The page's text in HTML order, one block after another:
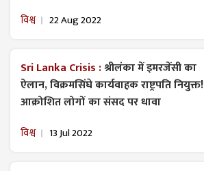
विश्व 22 Aug 2022
Sri Lanka Crisis :श्रीलंका में इमरजेंसी का
ऐलान, विक्रमसिंघे कार्यवाहक राष्ट्रपति नियुक्त!
आक्रोशित लोगों का संसद पर धावा
विश्व 13 Jul 2022